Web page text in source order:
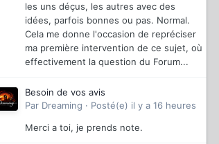
les uns déçus, les autres avec des
idées, parfois bonnes ou pas. Normal.
Cela me donne l'occasion de repréciser
ma première intervention de ce sujet, où
effectivement la question du Forum...
Besoin de vos avis
Par Dreaming · Posté(e) il y a 16 heures
Merci a toi, je prends note.